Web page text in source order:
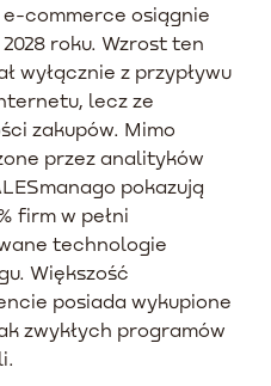
commerce osiągnie
roku. Wzrost ten
wyłącznie z przypływu
lecz ze
zakupów. Mimo
przez analityków
pokazują
firm w pełni
technologie
Większość
posiada wykupione
zwykłych programów